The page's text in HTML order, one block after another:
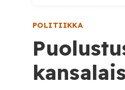
POLITIIKKA